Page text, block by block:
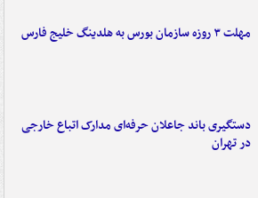
مهلت ۳ روزه سازمان بورس به هلدینگ خلیج فارس
دستگیری باند جاعلان حرفه‌ای مدارک اتباع خارجی
در تهران